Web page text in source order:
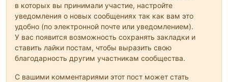
в которых вы принимали участие, настройте
уведомления о новых сообщениях так как вам это
удобно (по электронной почте или уведомлением).
У вас появится возможность сохранять закладки и
ставить лайки постам, чтобы выразить свою
благодарность другим участникам сообщества.
С вашими комментариями этот пост может стать